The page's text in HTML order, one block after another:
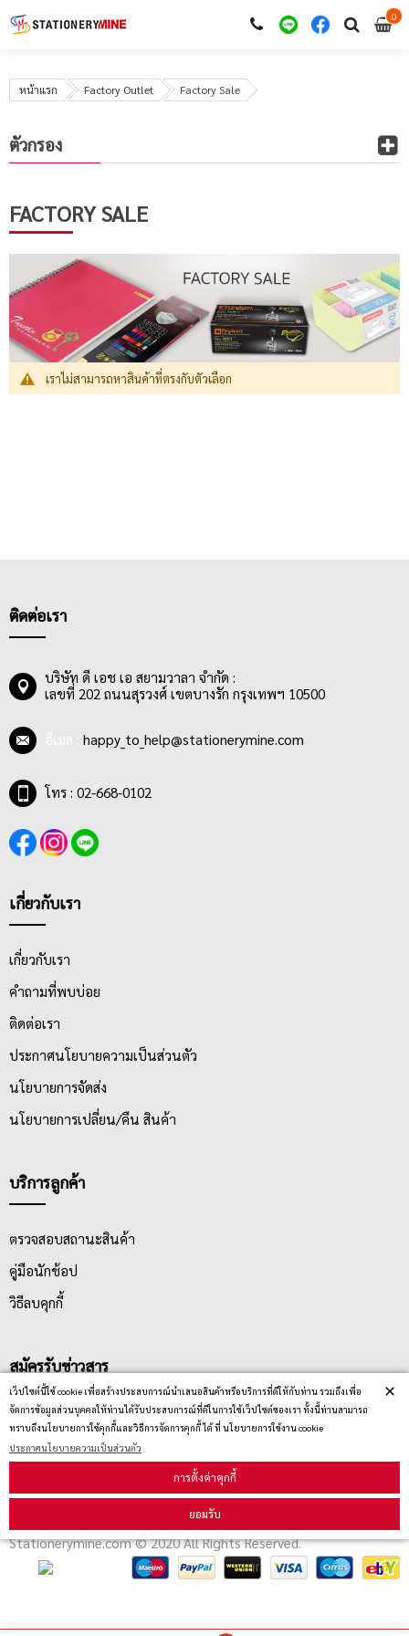
00
หน้าแรก Factory Outlet Factory Sale
FACTORY SALE
เว็ปไซต์นี้ใช้ cookie เพื่อสร้างประสบการณ์นำเสนอสินค้าหรือบริการที่ดีให้กับท่าน รวมถึงเพื่อ
จัดการข้อมูลส่วนบุคคลให้ท่านได้รับประสบการณ์ที่ดีในการใช้เว็ปไซต์ของเรา ทั้งนี้ท่านสามารถ
ทราบถึงนโยบายการใช้คุกกี้และวิธีการจัดการคุกกี้ ได้ ที่ นโยบายการใช้งาน cookie
ประกาศนโยบายความเป็นส่วนตัว
การตั้งค่าคุกกี้
ยอมรับ
×
เราไม่สามารถหาสินค้าที่ตรงกับตัวเลือก
ตัวกรอง
ติดต่อเรา
บริษัท ดี เอช เอ สยามวาลา จำกัด :
เลขที่ 202 ถนนสุรวงศ์ เขตบางรัก กรุงเทพฯ 10500
happy_to_help@stationerymine.com
โทร : 02-668-0102
เกี่ยวกับเรา
เกี่ยวกับเรา
คำถามที่พบบ่อย
ติดต่อเรา
ประกาศนโยบายความเป็นส่วนตัว
นโยบายการจัดส่ง
นโยบายการเปลี่ยน/คืน สินค้า
บริการลูกค้า
ตรวจสอบสถานะสินค้า
คู่มือนักช้อป
วิธีลบคุกกี้
สมัครรับข่าวสาร
รับข่าวสาร
Stationerymine.com © 2020 All Rights Reserved.